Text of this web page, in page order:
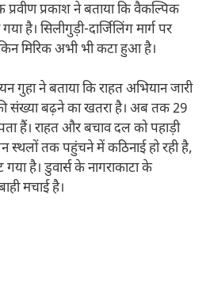
प्रवीण प्रकाश ने बताया कि वैकल्पिक
है। सिलीगुड़ी-दार्जिलिंग मार्ग पर
मिरिक अभी भी कटा हुआ है।
गुहा ने बताया कि राहत अभियान जारी
संख्या बढ़ने का खतरा है। अब तक 29
हैं। राहत और बचाव दल को पहाड़ी
स्थलों तक पहुंचने में कठिनाई हो रही है,
गया है। डुवार्स के नागराकाटा के
मचाई है।